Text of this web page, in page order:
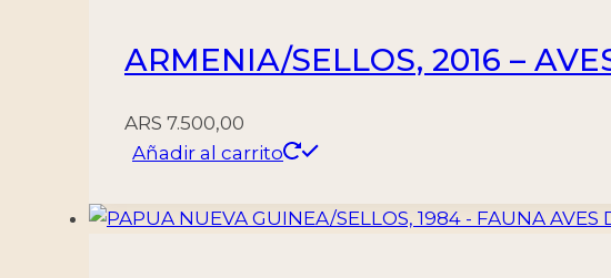
cantidadARMENIA/SELLOS, 2016 –
ARS 7.500,00
Añadir al carrito